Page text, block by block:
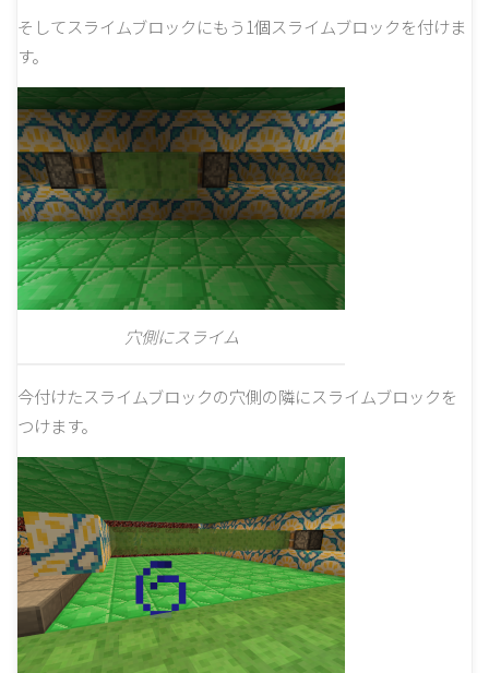
そしてスライムブロックにもう1個スライムブロックを付けま
す。
穴側にスライム
今付けたスライムブロックの穴側の隣にスライムブロックを
つけます。